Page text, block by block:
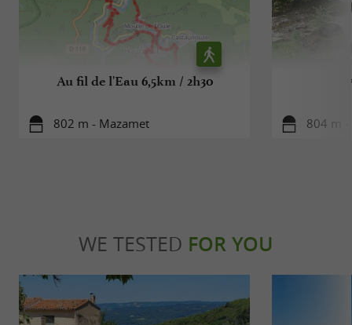
Au fil de l'Eau 6,5km / 2h30
802 m - Mazamet 804 m -
WE TESTED FOR YOU